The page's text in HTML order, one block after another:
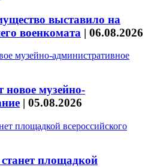
выставило на
военкомата | 06.08.2026
новое музейно-
| 05.08.2026
площадкой